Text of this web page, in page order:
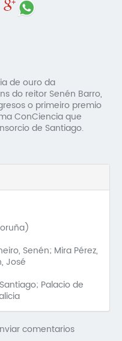
de ouro da
do reitor Senén Barro,
o primeiro premio
ConCiencia que
de Santiago.
Senén; Mira Pérez,
José
Palacio de
comentarios